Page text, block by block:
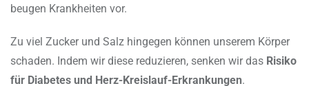
beugen Krankheiten vor.
Zu viel Zucker und Salz hingegen können unserem Körper
schaden. Indem wir diese reduzieren, senken wir das Risiko
für Diabetes und Herz-Kreislauf-Erkrankungen.